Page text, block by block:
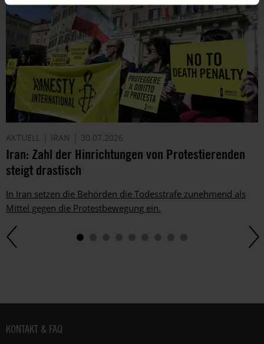
AKTUELL IRAN 30.07.2026
Iran: Zahl der Hinrichtungen von Protestierenden
steigt drastisch
In Iran setzen die Behörden die Todesstrafe zunehmend als
Mittel gegen die Protestbewegung ein.
Fußbereich
KONTAKT & FAQ